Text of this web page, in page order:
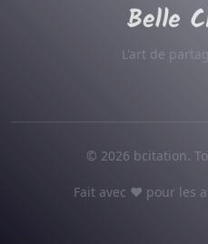
L'art de
© 2026 bcitation.
Fait avec ♥ pour les